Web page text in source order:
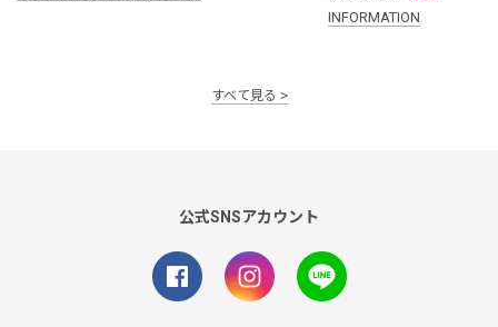
INFORMATION
すべて見る
公式SNSアカウント